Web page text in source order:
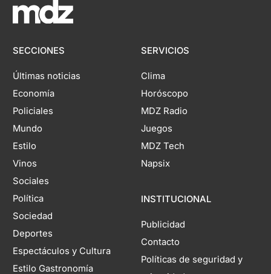
SECCIONES
Últimas noticias
Economía
Policiales
Mundo
Estilo
Vinos
Sociales
Política
Sociedad
Deportes
Espectáculos y Cultura
Estilo Gastronomía
SERVICIOS
Clima
Horóscopo
MDZ Radio
Juegos
MDZ Tech
Napsix
INSTITUCIONAL
Publicidad
Contacto
Políticas de seguridad y